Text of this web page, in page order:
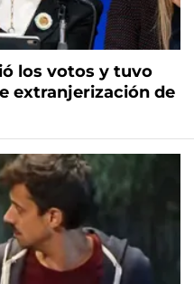
los votos y tuvo
extranjerización de